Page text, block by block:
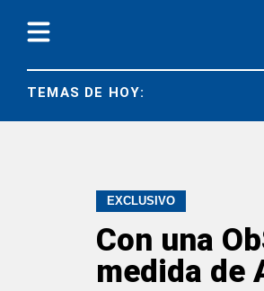
TEMAS DE HOY:
EXCLUSIVO
Con una
medida de